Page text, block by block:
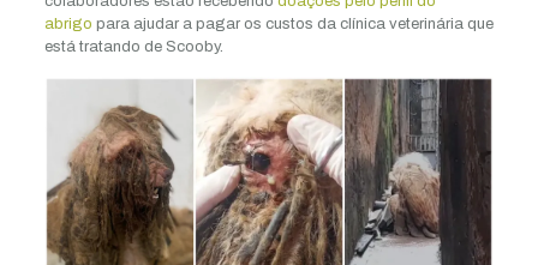
abrigo para ajudar a pagar os custos da clínica veterinária que
está tratando de Scooby.